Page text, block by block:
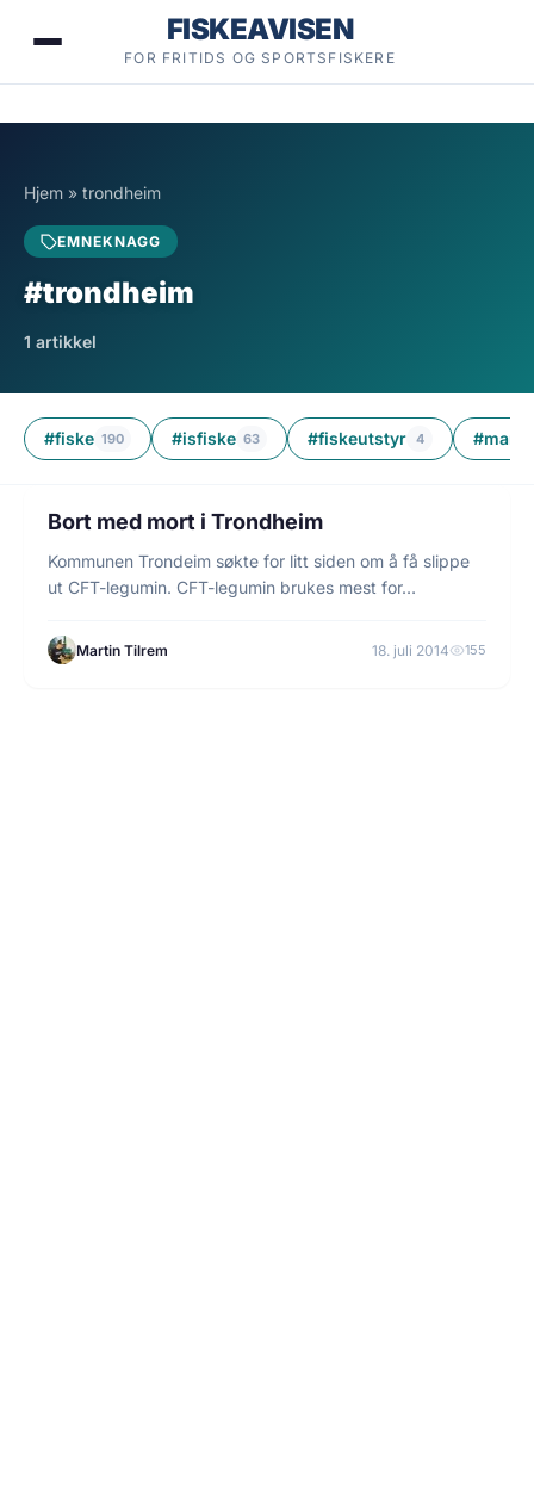
FISKEAVISEN
FOR FRITIDS OG SPORTSFISKERE
Hjem » trondheim
EMNEKNAGG
#trondheim
1 artikkel
#fiske 190 #isfiske 63 #fiskeutstyr 4
MILJØ
1 min lesetid
Bort med mort i Trondheim
Kommunen Trondeim søkte for litt siden om å få slippe
ut CFT-legumin. CFT-legumin brukes mest for…
Martin Tilrem 18. juli 2014 155